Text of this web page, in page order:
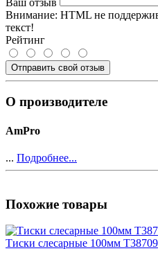
Внимание: HTML не
текст!
Рейтинг
Отправить свой отзыв
О производителе
AmPro
... Подробнее...
Похожие товары
Тиски слесарные 100мм T38709